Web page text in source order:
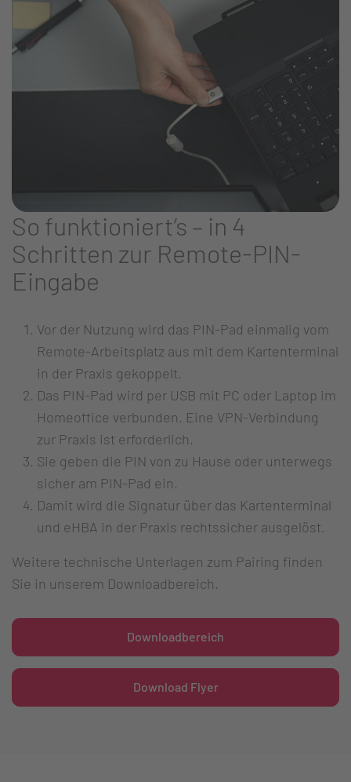
So funktioniert’s – in 4
Schritten zur Remote-PIN-
Eingabe
Vor der Nutzung wird das PIN-Pad einmalig vom
Remote-Arbeitsplatz aus mit dem Kartenterminal
in der Praxis gekoppelt.
Das PIN-Pad wird per USB mit PC oder Laptop im
Homeoffice verbunden. Eine VPN-Verbindung
zur Praxis ist erforderlich.
Sie geben die PIN von zu Hause oder unterwegs
sicher am PIN-Pad ein.
Damit wird die Signatur über das Kartenterminal
und eHBA in der Praxis rechtssicher ausgelöst.
Weitere technische Unterlagen zum Pairing finden
Sie in unserem Downloadbereich.
Downloadbereich
Download Flyer